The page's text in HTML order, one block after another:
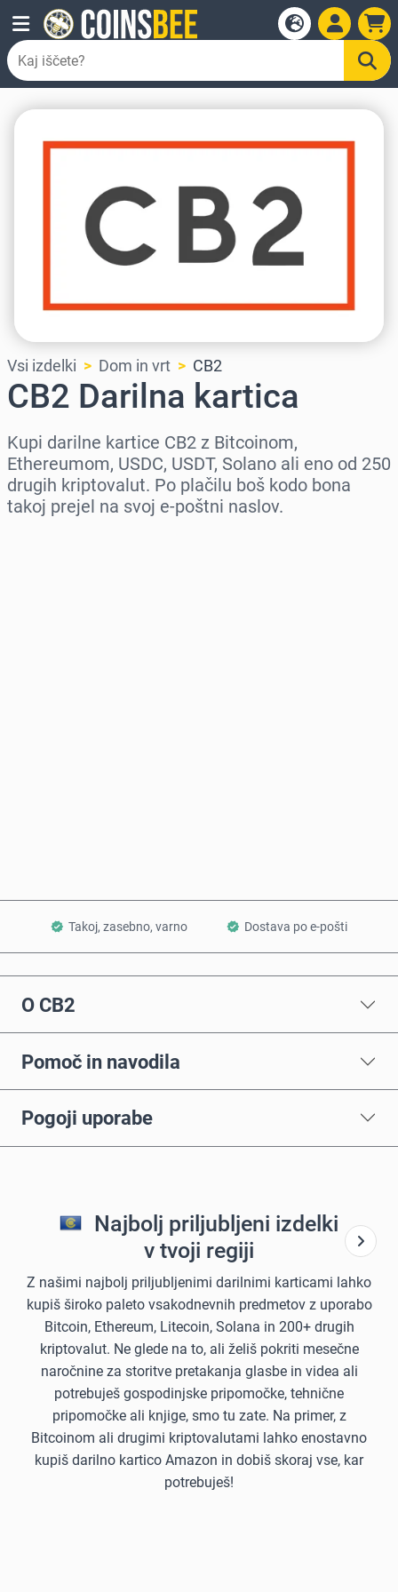
Vsi izdelki Dom in vrt CB2
CB2 Darilna kartica
Kupi darilne kartice CB2 z Bitcoinom,
Ethereumom, USDC, USDT, Solano ali eno od 250
drugih kriptovalut. Po plačilu boš kodo bona
takoj prejel na svoj e-poštni naslov.
Takoj, zasebno, varno Dostava po e-pošti
O CB2
Pomoč in navodila
Pogoji uporabe
Najbolj priljubljeni izdelki
v tvoji regiji
Z našimi najbolj priljubljenimi darilnimi karticami lahko
kupiš široko paleto vsakodnevnih predmetov z uporabo
Bitcoin, Ethereum, Litecoin, Solana in 200+ drugih
kriptovalut. Ne glede na to, ali želiš pokriti mesečne
naročnine za storitve pretakanja glasbe in videa ali
potrebuješ gospodinjske pripomočke, tehnične
pripomočke ali knjige, smo tu zate. Na primer, z
Bitcoinom ali drugimi kriptovalutami lahko enostavno
kupiš darilno kartico Amazon in dobiš skoraj vse, kar
potrebuješ!